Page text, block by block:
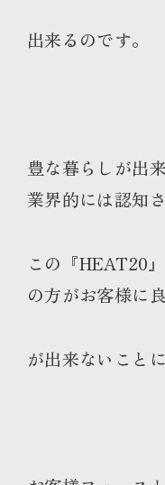
出来るのです。
豊な暮らしが出
業界的には認知
この『HEAT20
の方がお客様に
が出来ないこと